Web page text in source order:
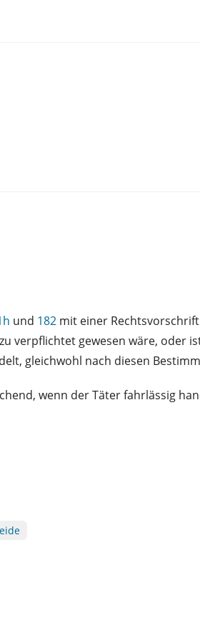
und 182 mit einer
verpflichtet gewesen wäre,
gleichwohl nach diesen
wenn der Täter fahrlässig